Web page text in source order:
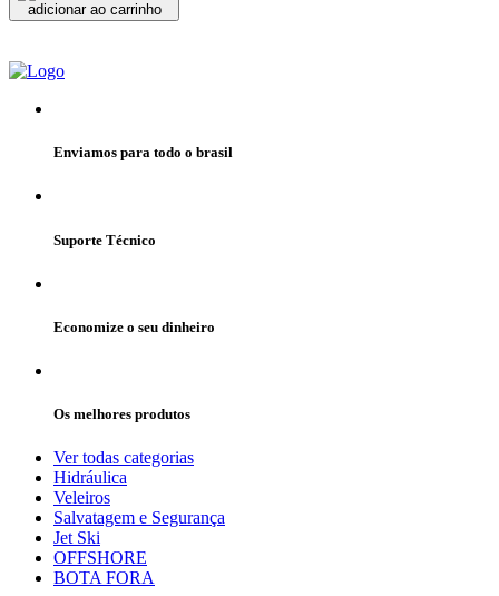
adicionar ao carrinho
Enviamos para todo o brasil
Suporte Técnico
Economize o seu dinheiro
Os melhores produtos
Ver todas categorias
Hidráulica
Veleiros
Salvatagem e Segurança
Jet Ski
OFFSHORE
BOTA FORA